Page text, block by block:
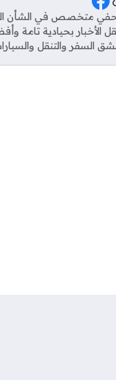
Social
الأخبار بحيادية تامة
السفر والتنقل